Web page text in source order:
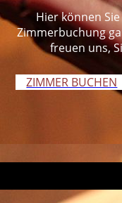
Hier können
Zimmerbuchung
freuen uns,
ZIMMER BUCHEN